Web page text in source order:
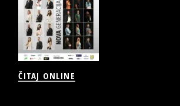
ČITAJ ONLINE